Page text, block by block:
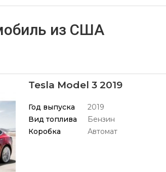
из США
Tesla Model 3 2019
Год выпуска
2019
Вид топлива
Бензин
Коробка
Автомат